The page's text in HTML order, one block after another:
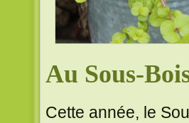
Au Sous-
Cette année, le